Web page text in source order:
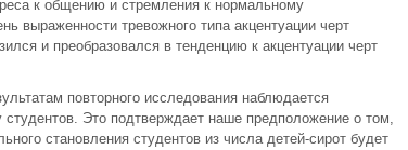
к общению и стремления к нормальному
выраженности тревожного типа акцентуации черт
и преобразовался в тенденцию к акцентуации черт
повторного исследования наблюдается
Это подтверждает наше предположение о том,
становления студентов из числа детей-сирот будет